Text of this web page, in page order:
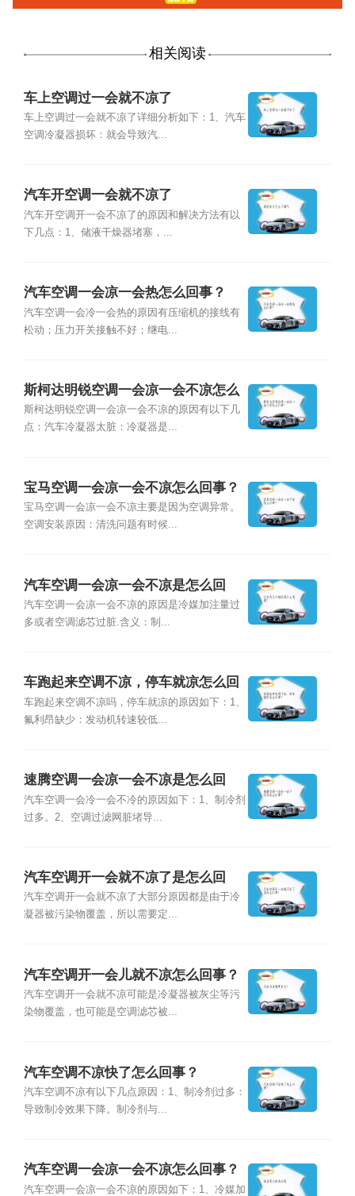
相关阅读
车上空调过一会就不凉了
车上空调过一会就不凉了详细分析如下：1、汽车
空调冷凝器损坏：就会导致汽...
汽车开空调一会就不凉了
汽车开空调开一会不凉了的原因和解决方法有以
下几点：1、储液干燥器堵塞，...
汽车空调一会凉一会热怎么回事？
汽车空调一会冷一会热的原因有压缩机的接线有
松动；压力开关接触不好；继电...
斯柯达明锐空调一会凉一会不凉怎么
回事？
斯柯达明锐空调一会凉一会不凉的原因有以下几
点：汽车冷凝器太脏：冷凝器是...
宝马空调一会凉一会不凉怎么回事？
宝马空调一会凉一会不凉主要是因为空调异常。
空调安装原因：清洗问题有时候...
汽车空调一会凉一会不凉是怎么回
事？
汽车空调一会凉一会不凉的原因是冷媒加注量过
多或者空调滤芯过脏.含义：制...
车跑起来空调不凉，停车就凉怎么回
事？
车跑起来空调不凉吗，停车就凉的原因如下：1、
氟利昂缺少：发动机转速较低...
速腾空调一会凉一会不凉是怎么回
事？
汽车空调一会冷一会不冷的原因如下：1、制冷剂
过多。2、空调过滤网脏堵导...
汽车空调开一会就不凉了是怎么回
事？
汽车空调开一会就不凉了大部分原因都是由于冷
凝器被污染物覆盖，所以需要定...
汽车空调开一会儿就不凉怎么回事？
汽车空调开一会就不凉可能是冷凝器被灰尘等污
染物覆盖，也可能是空调滤芯被...
汽车空调不凉快了怎么回事？
汽车空调不凉有以下几点原因：1、制冷剂过多：
导致制冷效果下降。制冷剂与...
汽车空调一会凉一会不凉怎么回事？
汽车空调一会凉一会不凉的原因如下：1、冷媒加